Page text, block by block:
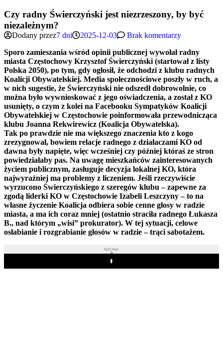
Czy radny Świerczyński jest niezrzeszony, by być
niezależnym?
Dodany przez7 dni 2025-12-03
Brak komentarzy
Sporo zamieszania wśród opinii publicznej wywołał radny
miasta Częstochowy Krzysztof Świerczyński (startował z listy
Polska 2050), po tym, gdy ogłosił, że odchodzi z klubu radnych
Koalicji Obywatelskiej. Media społecznościowe poszły w ruch, a
w nich sugestie, że Świerczyński nie odszedł dobrowolnie, co
można było wywnioskować z jego oświadczenia, a został z KO
usunięty, o czym z kolei na Facebooku Sympatyków Koalicji
Obywatelskiej w Częstochowie poinformowała przewodnicząca
klubu Joanna Rekwirewicz (Koalicja Obywatelska).
Tak po prawdzie nie ma większego znaczenia kto z kogo
zrezygnował, bowiem relacje radnego z działaczami KO od
dawna były napięte, więc wcześniej czy później któraś ze stron
powiedziałaby pas. Na uwagę mieszkańców zainteresowanych
życiem publicznym, zasługuje decyzja lokalnej KO, która
najwyraźniej ma problemy z liczeniem. Jeśli rzeczywiście
wyrzucono Świerczyńskiego z szeregów klubu – zapewne za
zgodą liderki KO w Częstochowie Izabeli Leszczyny – to na
własne życzenie Koalicja odbiera sobie cenne głosy w radzie
miasta, a ma ich coraz mniej (ostatnio straciła radnego Łukasza
B., nad którym „wisi” prokurator). W tej sytuacji, celowe
osłabianie i rozgrabianie głosów w radzie – trąci sabotażem.
REKLAMA
Play